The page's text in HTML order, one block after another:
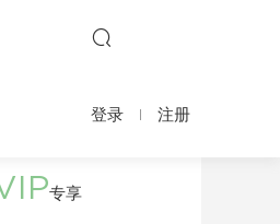
登录 注册
专享